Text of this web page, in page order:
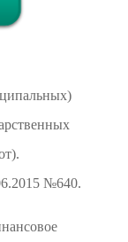
№640.